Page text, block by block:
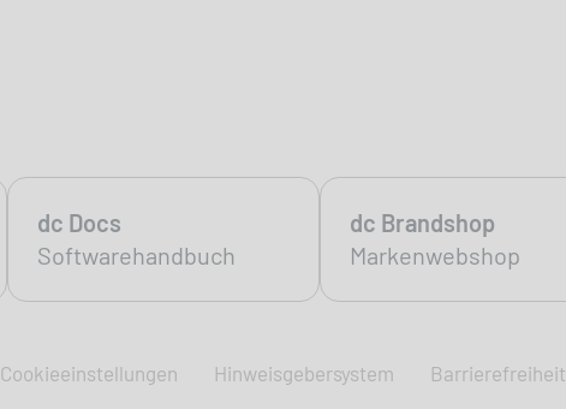
dc Docs
Softwarehandbuch
dc Brandshop
Markenwebshop
Cookieeinstellungen Hinweisgebersystem Barrierefreiheit